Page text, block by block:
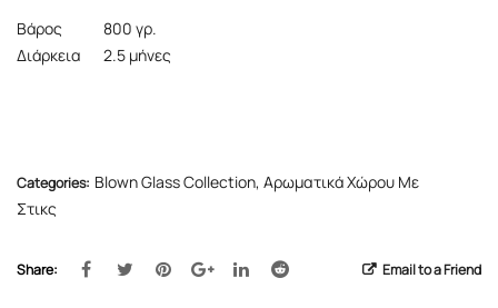
Βάρος
800 γρ.
Διάρκεια
2.5 μήνες
Categories: Blown Glass Collection, Αρωματικά Χώρου Με
Στικς
Share: Email to a Friend